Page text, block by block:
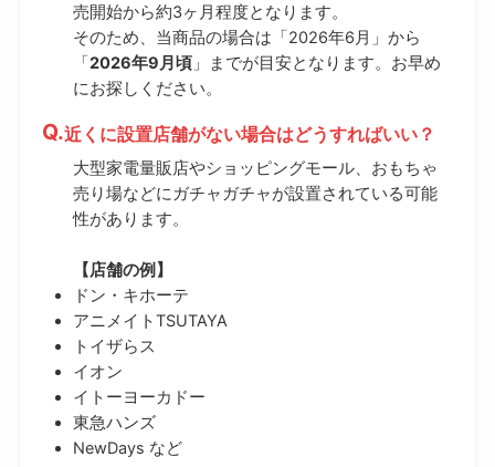
売開始から約3ヶ月程度となります。
そのため、当商品の場合は「2026年6月」から
「2026年9月頃」までが目安となります。お早め
にお探しください。
近くに設置店舗がない場合はどうすればいい？
大型家電量販店やショッピングモール、おもちゃ
売り場などにガチャガチャが設置されている可能
性があります。
【店舗の例】
ドン・キホーテ
アニメイトTSUTAYA
トイザらス
イオン
イトーヨーカドー
東急ハンズ
NewDays など